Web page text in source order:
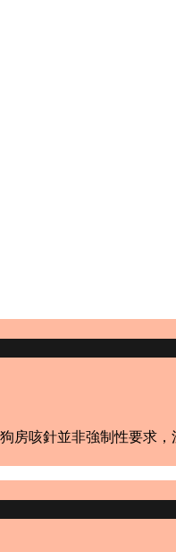
房咳針並非強制性要求